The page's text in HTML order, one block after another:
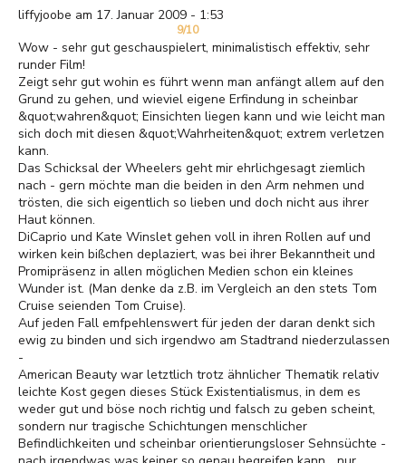
liffyjoobe am 17. Januar 2009 - 1:53
9/10
Wow - sehr gut geschauspielert, minimalistisch effektiv, sehr
runder Film!
Zeigt sehr gut wohin es führt wenn man anfängt allem auf den
Grund zu gehen, und wieviel eigene Erfindung in scheinbar
&quot;wahren&quot; Einsichten liegen kann und wie leicht man
sich doch mit diesen &quot;Wahrheiten&quot; extrem verletzen
kann.
Das Schicksal der Wheelers geht mir ehrlichgesagt ziemlich
nach - gern möchte man die beiden in den Arm nehmen und
trösten, die sich eigentlich so lieben und doch nicht aus ihrer
Haut können.
DiCaprio und Kate Winslet gehen voll in ihren Rollen auf und
wirken kein bißchen deplaziert, was bei ihrer Bekanntheit und
Promipräsenz in allen möglichen Medien schon ein kleines
Wunder ist. (Man denke da z.B. im Vergleich an den stets Tom
Cruise seienden Tom Cruise).
Auf jeden Fall emfpehlenswert für jeden der daran denkt sich
ewig zu binden und sich irgendwo am Stadtrand niederzulassen
-
American Beauty war letztlich trotz ähnlicher Thematik relativ
leichte Kost gegen dieses Stück Existentialismus, in dem es
weder gut und böse noch richtig und falsch zu geben scheint,
sondern nur tragische Schichtungen menschlicher
Befindlichkeiten und scheinbar orientierungsloser Sehnsüchte -